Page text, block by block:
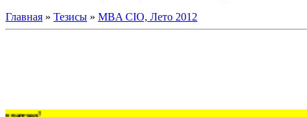
Главная » Тезисы » MBA CIO, Лето 2012